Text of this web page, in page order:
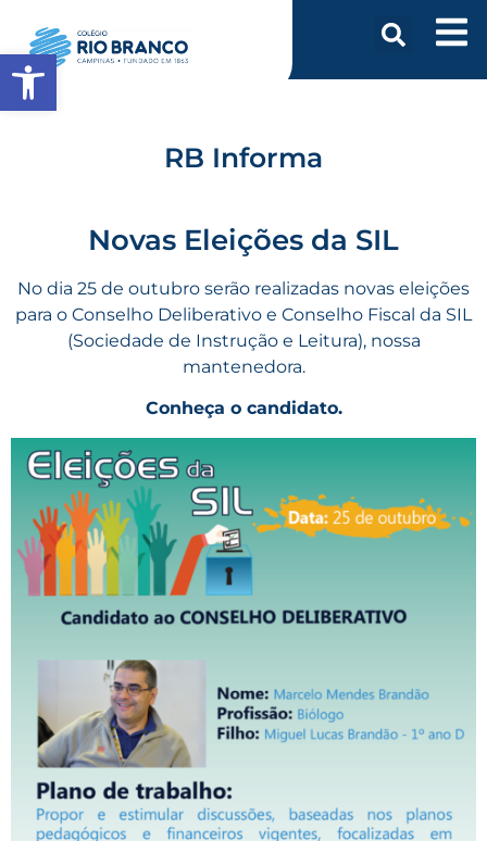
RB Informa
Novas Eleições da SIL
No dia 25 de outubro serão realizadas novas eleições
para o Conselho Deliberativo e Conselho Fiscal da SIL
(Sociedade de Instrução e Leitura), nossa
mantenedora.
Conheça o candidato.
Abrir a barra de ferramentas